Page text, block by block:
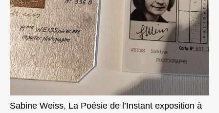
Sabine Weiss, La Poésie de l’Instant exposition à